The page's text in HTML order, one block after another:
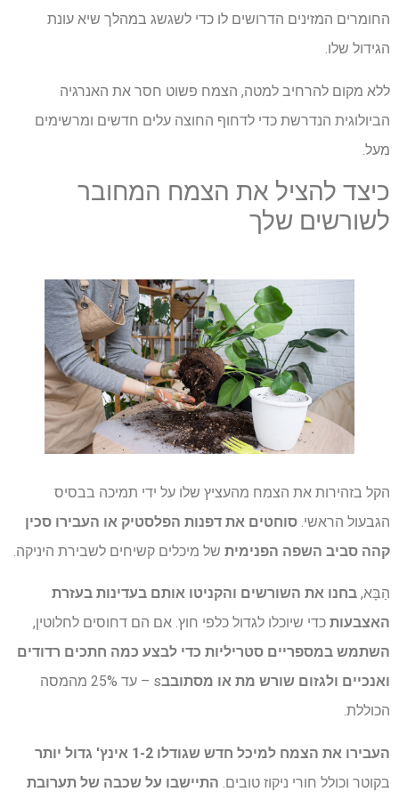
החומרים המזינים הדרושים לו כדי לשגשג במהלך שיא עונת
הגידול שלו.
ללא מקום להרחיב למטה, הצמח פשוט חסר את האנרגיה
הביולוגית הנדרשת כדי לדחוף החוצה עלים חדשים ומרשימים
מעל.
כיצד להציל את הצמח המחובר
לשורשים שלך
הקל בזהירות את הצמח מהעציץ שלו על ידי תמיכה בבסיס
הגבעול הראשי. סוחטים את דפנות הפלסטיק או העבירו סכין
קהה סביב השפה הפנימית של מיכלים קשיחים לשבירת היניקה.
הַבָּא, בחנו את השורשים והקניטו אותם בעדינות בעזרת
האצבעות כדי שיוכלו לגדול כלפי חוץ. אם הם דחוסים לחלוטין,
השתמש במספריים סטריליות כדי לבצע כמה חתכים רדודים
ואנכיים ולגזום שורש מת או מסתובב
s – עד 25% מהמסה
הכוללת.
העבירו את הצמח למיכל חדש שגודלו 1-2 אינץ' גדול יותר
בקוטר וכולל חורי ניקוז טובים. התיישבו על שכבה של תערובת